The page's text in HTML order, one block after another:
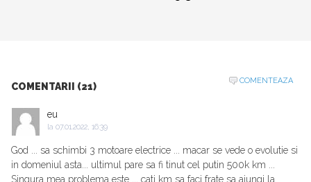
COMENTARII (21)
COMENTEAZA
eu
la 07.01.2022, 16:39
God ... sa schimbi 3 motoare electrice ... macar se vede o evolutie si
in domeniul asta... ultimul pare sa fi tinut cel putin 500k km ...
Singura mea problema este ... cati km sa faci frate sa ajungi la